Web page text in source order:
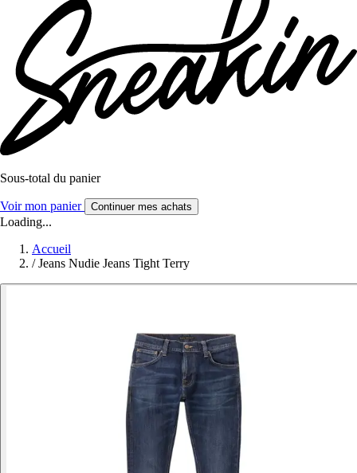
Sous-total du panier
Voir mon panier Continuer mes achats
Loading...
Accueil
/ Jeans Nudie Jeans Tight Terry